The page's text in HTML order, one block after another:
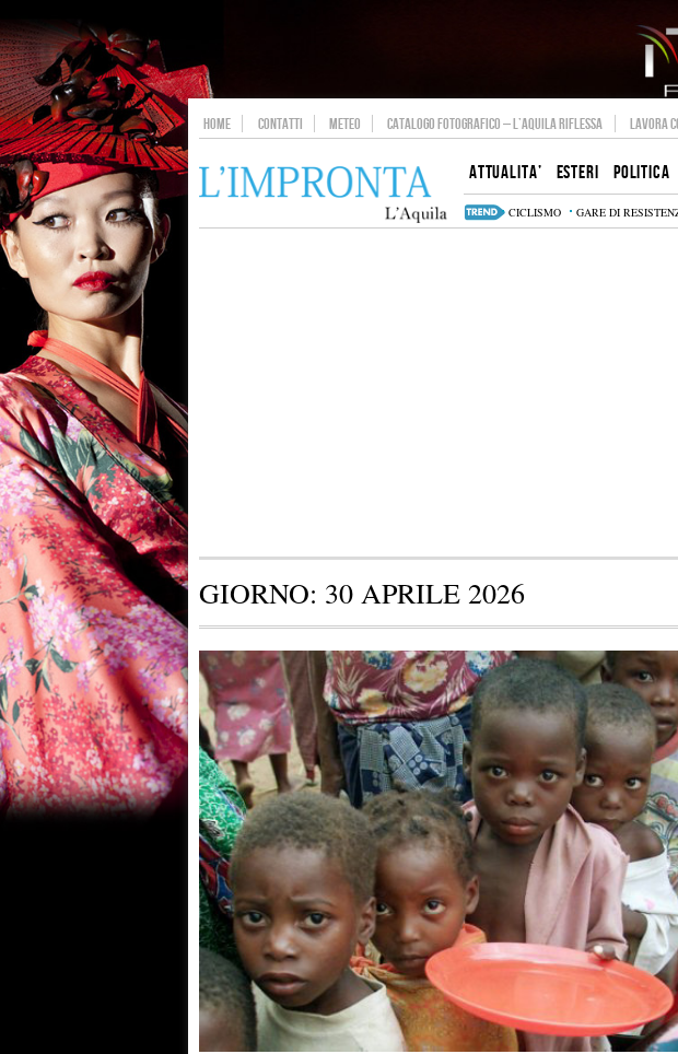
HOME CONTATTI METEO CATALOGO FOTOGRAFICO – L’AQUILA RIFLESSA LAVORA
ATTUALITA’ ESTERI POLITICA
CICLISMO GARE DI
GIORNO: 30 APRILE 2026